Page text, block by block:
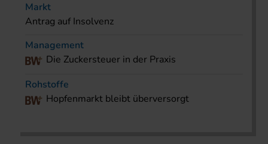
Markt
Antrag auf Insolvenz
Management
Die Zuckersteuer in der Praxis
Rohstoffe
Hopfenmarkt bleibt überversorgt